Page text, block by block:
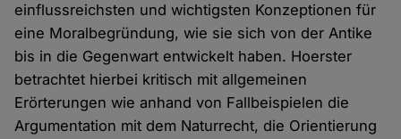
einflussreichsten und wichtigsten Konzeptionen für
eine Moralbegründung, wie sie sich von der Antike
bis in die Gegenwart entwickelt haben. Hoerster
betrachtet hierbei kritisch mit allgemeinen
Erörterungen wie anhand von Fallbeispielen die
Argumentation mit dem Naturrecht, die Orientierung